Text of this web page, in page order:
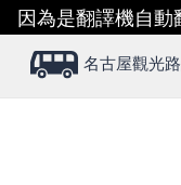
因為是翻譯機自動
名古屋觀光